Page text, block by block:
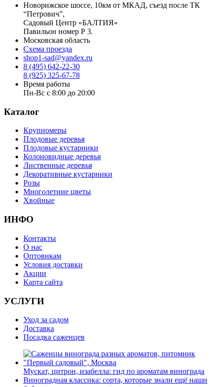
Новорижское шоссе, 10км от МКАД, съезд после ТК
“Петрович”,
Садовый Центр «БАЛТИЯ»
Павильон номер Р 3.
Московская область
Схема проезда
shop1-sad@yandex.ru
8 (495) 642-22-30
8 (925) 325-67-78
Время работы
Пн-Вс с 8:00 до 20:00
Каталог
Крупномеры
Плодовые деревья
Плодовые кустарники
Колоновидные деревья
Лиственные деревья
Декоративные кустарники
Розы
Многолетние цветы
Хвойные
ИНФО
Контакты
О нас
Оптовикам
Условия доставки
Акции
Карта сайта
УСЛУГИ
Уход за садом
Доставка
Посадка саженцев
Мускат, цитрон, изабелла: гид по ароматам винограда
Виноградная классика: сорта, которые знали ещё наши